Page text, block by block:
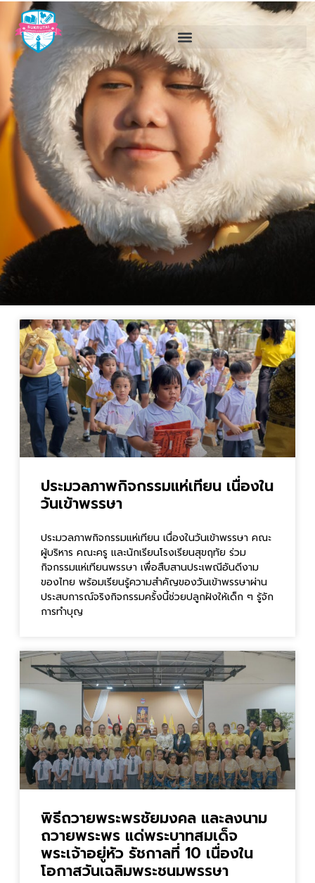
ประมวลภาพกิจกรรมแห่เทียน เนื่องใน
วันเข้าพรรษา
ประมวลภาพกิจกรรมแห่เทียน เนื่องในวันเข้าพรรษา คณะ
ผู้บริหาร คณะครู และนักเรียนโรงเรียนสุขฤทัย ร่วม
กิจกรรมแห่เทียนพรรษา เพื่อสืบสานประเพณีอันดีงาม
ของไทย พร้อมเรียนรู้ความสำคัญของวันเข้าพรรษาผ่าน
ประสบการณ์จริงกิจกรรมครั้งนี้ช่วยปลูกฝังให้เด็ก ๆ รู้จัก
การทำบุญ
พิธีถวายพระพรชัยมงคล และลงนาม
ถวายพระพร แด่พระบาทสมเด็จ
พระเจ้าอยู่หัว รัชกาลที่ 10 เนื่องใน
โอกาสวันเฉลิมพระชนมพรรษา